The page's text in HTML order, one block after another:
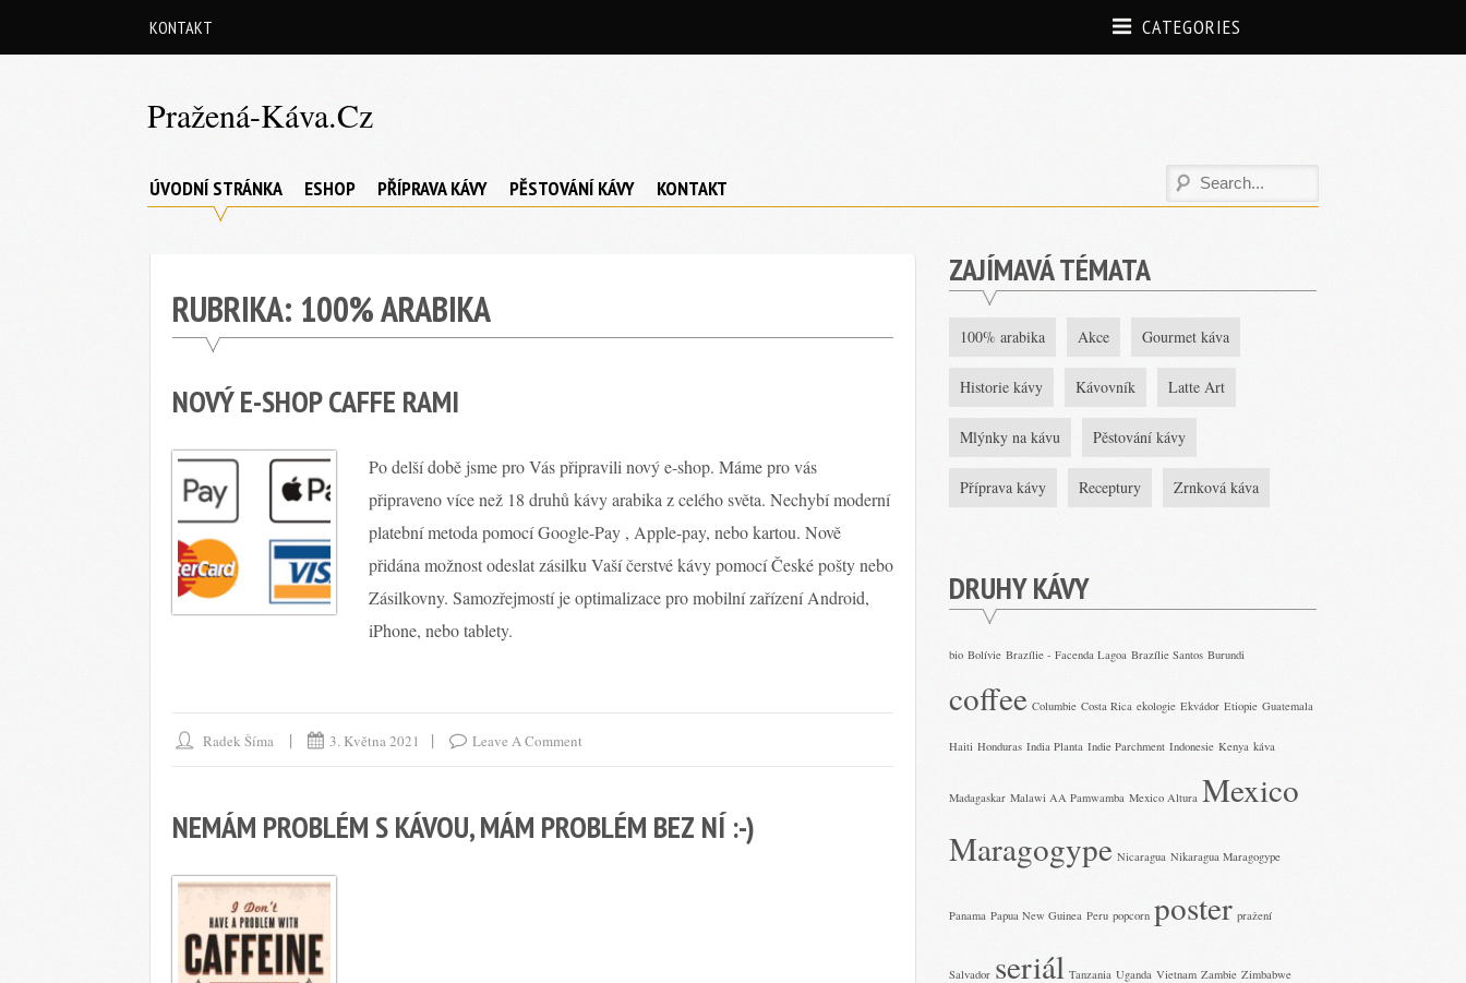
KONTAKT CATEGORIES
Pražená-Káva.cz
co
potřebujete
vědět
pražené
ÚVODNÍ STRÁNKA ESHOP PŘÍPRAVA KÁVY PĚSTOVÁNÍ KÁVY KONTAKT
RUBRIKA: 100% ARABIKA
NOVÝ E-SHOP CAFFE RAMI
Po delší době jsme pro Vás připravili nový e-shop. Máme pro vás
připraveno více než 18 druhů kávy arabika z celého světa. Nechybí moderní
platební metoda pomocí Google-Pay , Apple-pay, nebo kartou. Nově
přidána možnost odeslat zásilku Vaší čerstvé kávy pomocí České pošty nebo
Zásilkovny. Samozřejmostí je optimalizace pro mobilní zařízení Android,
iPhone, nebo tablety.
Radek Šíma 3. Května 2021 Leave A Comment
NEMÁM PROBLÉM S KÁVOU, MÁM PROBLÉM BEZ NÍ :-)
ZAJÍMAVÁ TÉMATA
100% arabika Akce Gourmet káva
Historie kávy Kávovník Latte Art
Mlýnky na kávu Pěstování kávy
Příprava kávy Receptury Zrnková káva
DRUHY KÁVY
bio Bolívie Brazílie - Facenda Lagoa Brazílie Santos Burundi
coffee Columbie Costa Rica ekologie Ekvádor Etiopie Guatemala
Haiti Honduras India Planta Indie Parchment Indonesie Kenya káva
Madagaskar Malawi AA Pamwamba Mexico Altura Mexico
Maragogype Nicaragua Nikaragua Maragogype
Panama Papua New Guinea Peru popcorn poster pražení
Salvador seriál Tanzania Uganda Vietnam Zambie Zimbabwe